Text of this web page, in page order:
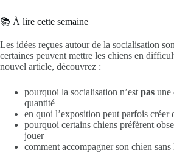
📚 À lire cette semaine
Les idées reçues autour de la socialisation
certaines peuvent mettre les chiens en
nouvel article, découvrez :
pourquoi la socialisation n’est pas une
quantité
en quoi l’exposition peut parfois créer
pourquoi certains chiens préfèrent
jouer
comment accompagner son chien sans